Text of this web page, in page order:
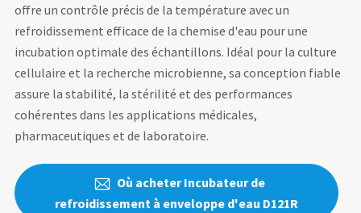
offre un contrôle précis de la température avec un
refroidissement efficace de la chemise d'eau pour une
incubation optimale des échantillons. Idéal pour la culture
cellulaire et la recherche microbienne, sa conception fiable
assure la stabilité, la stérilité et des performances
cohérentes dans les applications médicales,
pharmaceutiques et de laboratoire.
 Où acheter Incubateur de
refroidissement à enveloppe d'eau D121R